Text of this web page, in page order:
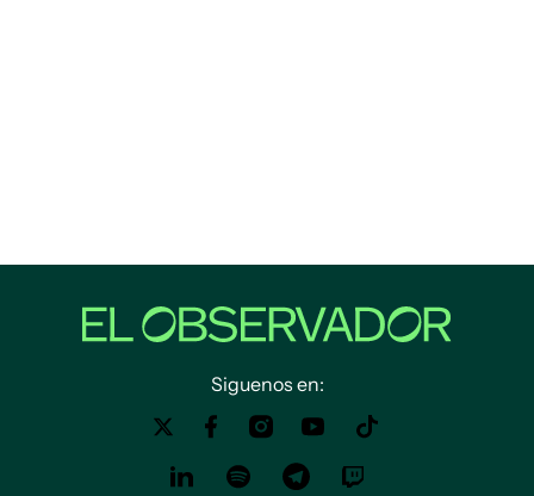
Siguenos en: